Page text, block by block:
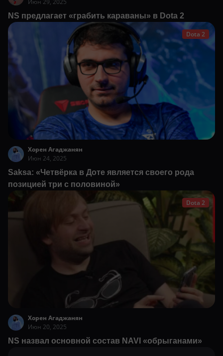
NS предлагает «грабить караваны» в Dota 2
Dota 2
Хорен Агаджанян
Июн 24, 2025
Saksa: «Четвёрка в Доте является своего рода
позицией три с половиной»
Dota 2
Хорен Агаджанян
Июн 20, 2025
NS назвал основной состав NAVI «обрыганами»